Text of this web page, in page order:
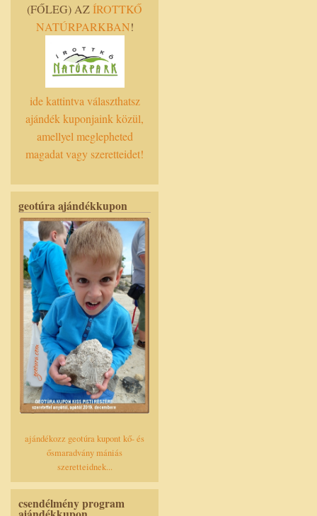
(FŐLEG) AZÍROTTKŐ
NATÚRPARKBAN!
ide kattintva választhatsz
ajándék kuponjaink közül,
amellyel meglepheted
magadat vagy szeretteidet!
geotúra ajándékkupon
ajándékozz geotúra kupont kő- és
ősmaradvány mániás
szeretteidnek...
csendélmény program